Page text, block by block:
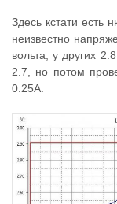
Здесь кстати есть
неизвестно
вольта, у других
2.7, но потом
0.25А.